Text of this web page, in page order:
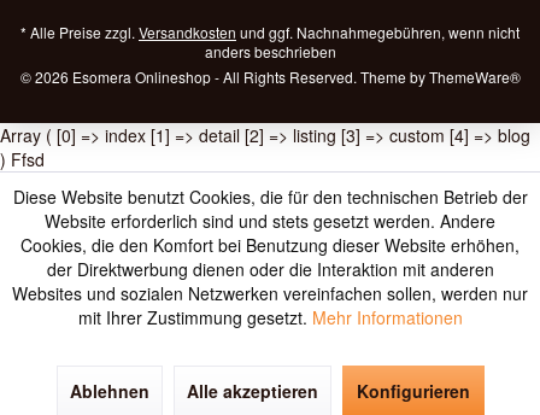
* Alle Preise zzgl. Versandkosten und ggf. Nachnahmegebühren, wenn nicht
anders beschrieben
© 2026 Esomera Onlineshop - All Rights Reserved. Theme byThemeWare®
Diese Website benutzt Cookies, die für den technischen Betrieb der
Website erforderlich sind und stets gesetzt werden. Andere
Cookies, die den Komfort bei Benutzung dieser Website erhöhen,
der Direktwerbung dienen oder die Interaktion mit anderen
Websites und sozialen Netzwerken vereinfachen sollen, werden nur
mit Ihrer Zustimmung gesetzt. Mehr Informationen
Ablehnen Alle akzeptieren Konfigurieren
Array ( [0] => index [1] => detail [2] => listing [3] => custom [4] => blog
) Ffsd